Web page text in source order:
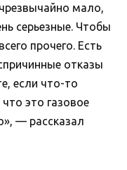
мало,
серьезные. Чтобы
прочего. Есть
отказы
если что-то
это газовое
— рассказал